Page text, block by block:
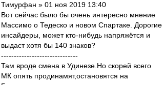
Тимурфан » 01 ноя 2019 13:40
Вот сейчас было бы очень интересно мнение
Массимо о Тедеско и новом Спартаке. Дорогие
инсайдеры, может кто-нибудь напряжётся и
выдаст хотя бы 140 знаков?
------------------------------
Там вроде смена в Удинезе.Но скорей всего
МК опять продинамят,остановятся на